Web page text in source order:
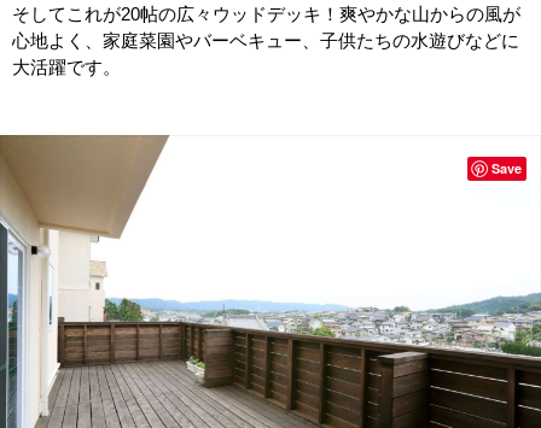
そしてこれが20帖の広々ウッドデッキ！爽やかな山からの風が
心地よく、家庭菜園やバーベキュー、子供たちの水遊びなどに
大活躍です。
Save